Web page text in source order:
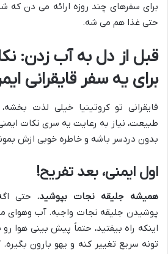
برای سفرهای چند روزه ارائه می دن که
حتی غذا هم می شه.
قبل از دل به آب زدن:
برای یه سفر قایقرانی
قایقرانی تو کروتینیا خیلی لذت
طبیعت، نیاز به رعایت یه سری نکات
بدون دردسر باشه و خاطره خوبی ازش
اول ایمنی، بعد تفریح!
همیشه جلیقه نجات بپوشید. حتی
پوشیدن جلیقه نجات واجبه. آب وهوای
اینکه راه بیفتید، حتماً پیش بینی هوا
تونه سریع تغییر کنه و یهو بارون